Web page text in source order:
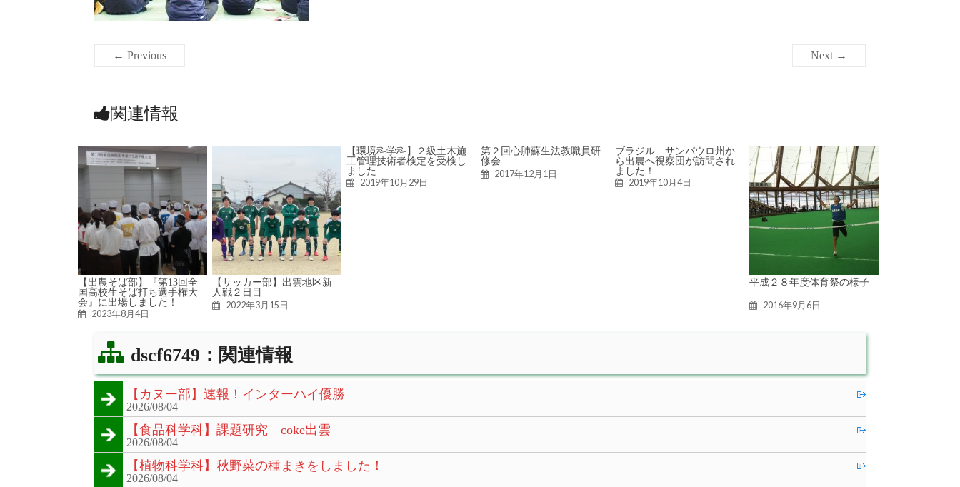
← Previous Next →
関連情報
【出農そば部】『第13回全
国高校生そば打ち選手権大
会』に出場しました！
2023年8月4日
【サッカー部】出雲地区新
人戦２日目
2022年3月15日
【環境科学科】２級土木施
工管理技術者検定を受検し
ました
2019年10月29日
第２回心肺蘇生法教職員研
修会
2017年12月1日
ブラジル サンパウロ州か
ら出農へ視察団が訪問され
ました！
2019年10月4日
平成２８年度体育祭の様子
2016年9月6日
dscf6749：関連情報
【カヌー部】速報！インターハイ優勝
2026/08/04
【食品科学科】課題研究 coke出雲
2026/08/04
【植物科学科】秋野菜の種まきをしました！
2026/08/04